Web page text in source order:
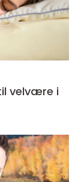
velvære i